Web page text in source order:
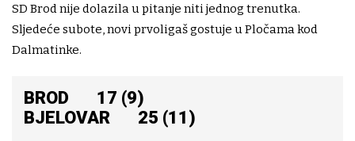
SD Brod nije dolazila u pitanje niti jednog trenutka.
Sljedeće subote, novi prvoligaš gostuje u Pločama kod
Dalmatinke.
BROD 17 (9)
BJELOVAR 25 (11)